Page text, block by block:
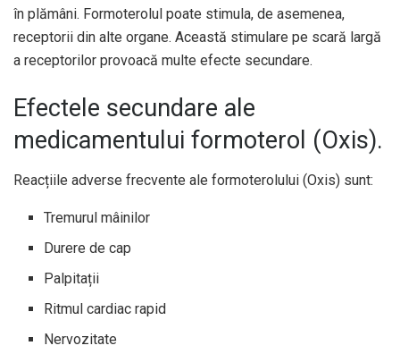
în plămâni. Formoterolul poate stimula, de asemenea,
receptorii din alte organe. Această stimulare pe scară largă
a receptorilor provoacă multe efecte secundare.
Efectele secundare ale
medicamentului formoterol (Oxis).
Reacțiile adverse frecvente ale formoterolului (Oxis) sunt:
Tremurul mâinilor
Durere de cap
Palpitații
Ritmul cardiac rapid
Nervozitate